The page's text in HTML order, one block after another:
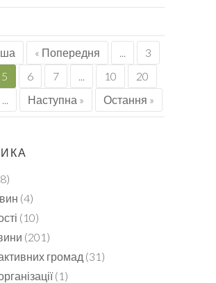
« Попередня
3
5 6 7 10
20
Наступна » Остання »
(4)
(10)
(201)
громад (31)
(1)